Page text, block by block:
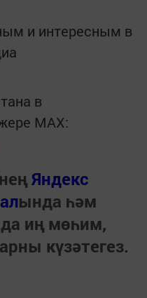
и интересным в
в
MАХ:
Яндекс
ында һәм
иң мөһим,
күзәтегез.